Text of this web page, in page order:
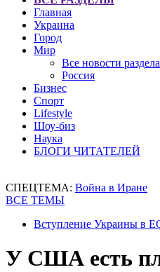
Главная
Украина
Город
Мир
Все новости раздела
Россия
Бизнес
Спорт
Lifestyle
Шоу-биз
Наука
БЛОГИ ЧИТАТЕЛЕЙ
СПЕЦТЕМА: Война в Иране
ВСЕ ТЕМЫ
Вступление Украины в
У США есть